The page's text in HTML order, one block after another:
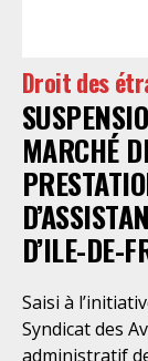
Paris en avait
août dernier, le
dont
police a
Droit des
MARCHÉ
D’ILE-DE-
Saisi à
Syndicat des
administratif